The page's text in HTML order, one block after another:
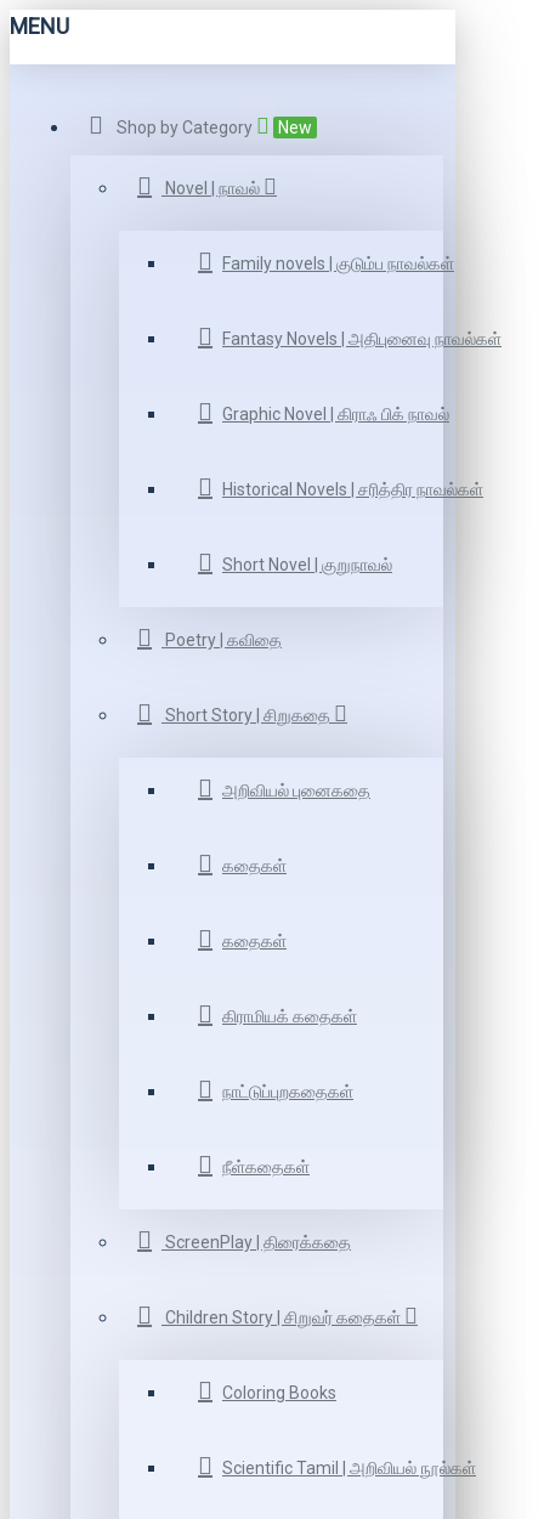
MENU
Shop by Category New
Novel | நாவல்
Family novels | குடும்ப நாவல்கள்
Fantasy Novels | அதிபுனைவு நாவல்கள்
Graphic Novel | கிராஃ பிக் நாவல்
Historical Novels | சரித்திர நாவல்கள்
Short Novel | குறுநாவல்
Poetry | கவிதை
Short Story | சிறுகதை
அறிவியல் புனைகதை
கதைகள்
கதைகள்
கிராமியக் கதைகள்
நாட்டுப்புறகதைகள்
நீள்கதைகள்
ScreenPlay | திரைக்கதை
Children Story | சிறுவர் கதைகள்
Coloring Books
Scientific Tamil | அறிவியல் நூல்கள்